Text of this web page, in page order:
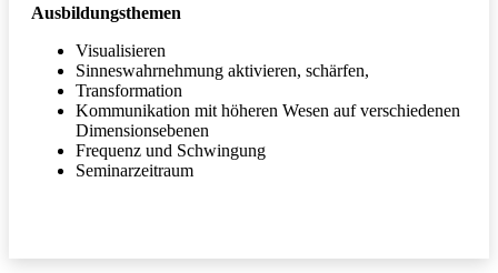
Ausbildungsthemen
Visualisieren
Sinneswahrnehmung aktivieren, schärfen,
Transformation
Kommunikation mit höheren Wesen auf verschiedenen
Dimensionsebenen
Frequenz und Schwingung
Seminarzeitraum